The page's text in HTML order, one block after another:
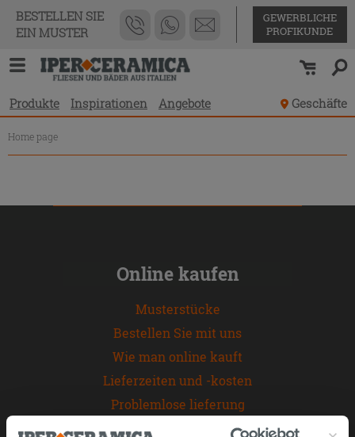
BESTELLEN SIE
EIN MUSTER
GEWERBLICHE
PROFIKUNDE
Produkte Inspirationen Angebote Geschäfte
Home page
Produktverzeichnis
Online kaufen
Musterstücke
Bestellen Sie mit uns
Wie man online kauft
Lieferzeiten und -kosten
Problemlose lieferung
Widerrufsrecht